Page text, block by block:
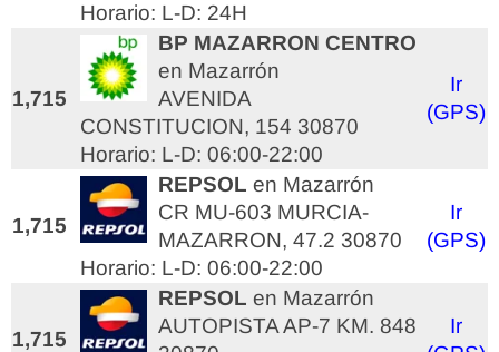
Horario: L-D: 24H
1,715
BP MAZARRON CENTRO
en Mazarrón
AVENIDA
CONSTITUCION, 154 30870
Horario: L-D: 06:00-22:00
Ir
(GPS)
1,715
REPSOL en Mazarrón
CR MU-603 MURCIA-
MAZARRON, 47.2 30870
Horario: L-D: 06:00-22:00
Ir
(GPS)
1,715
REPSOL en Mazarrón
AUTOPISTA AP-7 KM. 848
Ir